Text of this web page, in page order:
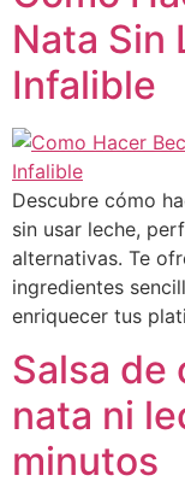
Nata Sin
Infalible
Descubre cómo
sin usar leche,
alternativas. Te
ingredientes
enriquecer tus
Salsa de
nata ni
minutos